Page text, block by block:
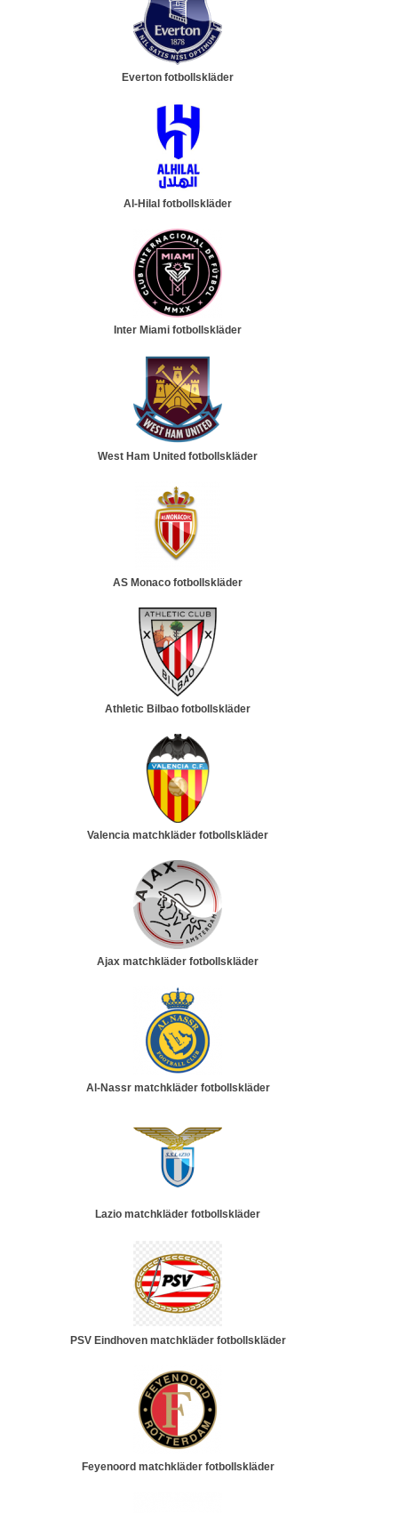
Everton fotbollskläder
Al-Hilal fotbollskläder
Inter Miami fotbollskläder
West Ham United fotbollskläder
AS Monaco fotbollskläder
Athletic Bilbao fotbollskläder
Valencia matchkläder fotbollskläder
Ajax matchkläder fotbollskläder
Al-Nassr matchkläder fotbollskläder
Lazio matchkläder fotbollskläder
PSV Eindhoven matchkläder fotbollskläder
Feyenoord matchkläder fotbollskläder